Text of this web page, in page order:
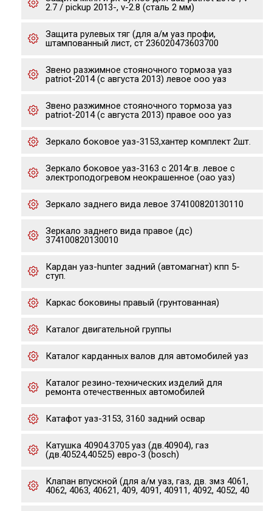
2.7 / pickup 2013-, v-2.8 (сталь 2 мм)
Защита рулевых тяг (для а/м уаз профи,
штампованный лист, ст 236020473603700
Звено разжимное стояночного тормоза уаз
patriot-2014 (с августа 2013) левое ооо уаз
Звено разжимное стояночного тормоза уаз
patriot-2014 (с августа 2013) правое ооо уаз
Зеркало боковое уаз-3153,хантер комплект 2шт.
Зеркало боковое уаз-3163 с 2014г.в. левое с
электроподогревом неокрашенное (оао уаз)
Зеркало заднего вида левое 374100820130110
Зеркало заднего вида правое (дс)
374100820130010
Кардан уаз-hunter задний (автомагнат) кпп 5-
ступ.
Каркас боковины правый (грунтованная)
Каталог двигательной группы
Каталог карданных валов для автомобилей уаз
Каталог резино-технических изделий для
ремонта отечественных автомобилей
Катафот уаз-3153, 3160 задний освар
Катушка 40904.3705 уаз (дв.40904), газ
(дв.40524,40525) евро-3 (bosch)
Клапан впускной (для а/м уаз, газ, дв. змз 4061,
4062, 4063, 40621, 409, 4091, 40911, 4092, 4052, 40